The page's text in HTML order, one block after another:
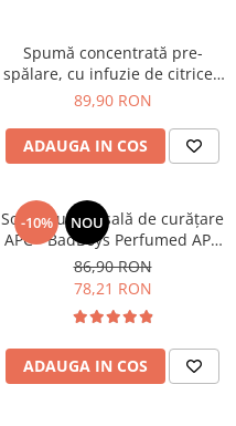
Spumă concentrată pre-
spălare, cu infuzie de citrice -
Auto Finesse Avalanche (1L)
89,90 RON
ADAUGA IN COS
-10% NOU
Soluție universală de curățare
APC - BadBoys Perfumed APC
(1L)
86,90 RON
78,21 RON
ADAUGA IN COS